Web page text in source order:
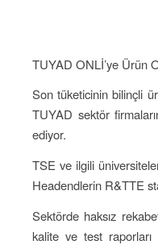
TUYAD ONLİ’ye Ürün
Son tüketicinin bilinçli
TUYAD sektör
ediyor.
TSE ve ilgili
Headendlerin R&TTE
Sektörde haksız
kalite ve test raporları